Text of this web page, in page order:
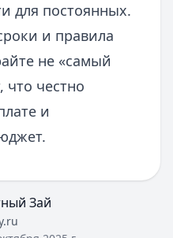
для постоянных.
и правила
не «самый
что честно
и
Зай